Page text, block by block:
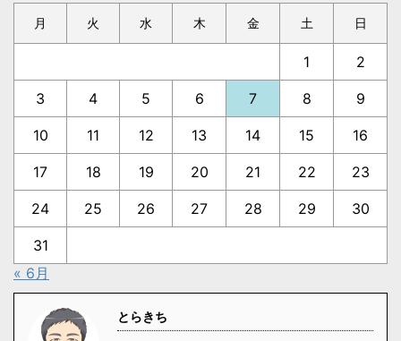
月 火 水 木 金 土 日
1 2
3 4 5 6 7 8 9
10 11 12 13 14 15 16
17 18 19 20 21 22 23
24 25 26 27 28 29 30
31
« 6月
とらきち